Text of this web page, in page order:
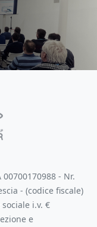
00700170988 - Nr.
- (codice fiscale)
sociale i.v. €
e